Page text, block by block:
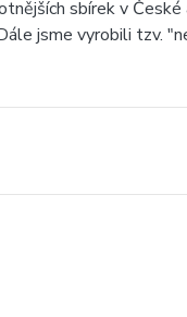
sbírek v
jsme vyrobili tzv.